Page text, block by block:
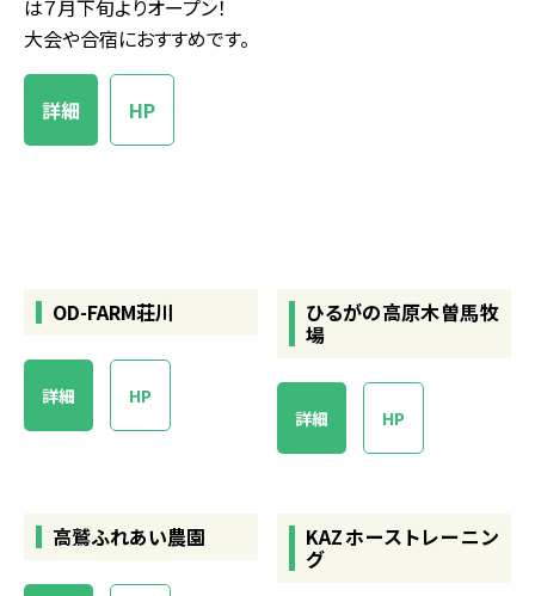
は７月下旬よりオープン！
大会や合宿におすすめです。
詳細 HP
OD-FARM荘川
詳細 HP
ひるがの高原木曽馬牧
場
詳細 HP
高鷲ふれあい農園 KAZホーストレーニン
グ